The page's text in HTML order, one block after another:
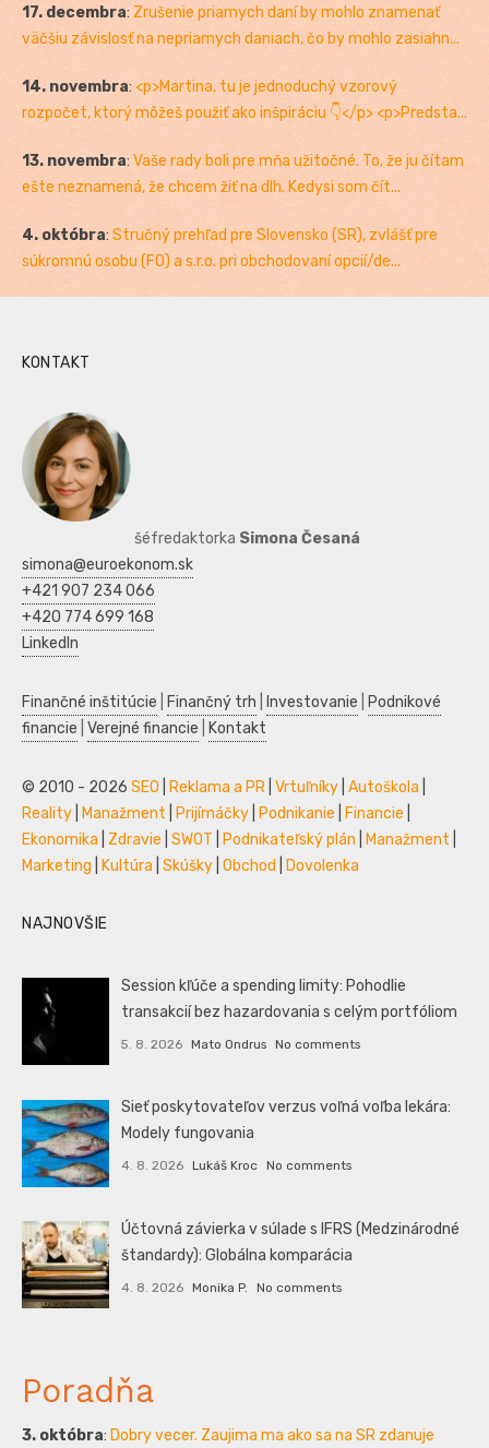
17. decembra: Zrušenie priamych daní by mohlo znamenať
väčšiu závislosť na nepriamych daniach, čo by mohlo zasiahn...
14. novembra: <p>Martina, tu je jednoduchý vzorový
rozpočet, ktorý môžeš použiť ako inšpiráciu 👇</p> <p>Predsta...
13. novembra: Vaše rady boli pre mňa užitočné. To, že ju čítam
ešte neznamená, že chcem žiť na dlh. Kedysi som čít...
4. októbra: Stručný prehľad pre Slovensko (SR), zvlášť pre
súkromnú osobu (FO) a s.r.o. pri obchodovaní opcií/de...
KONTAKT
šéfredaktorka Simona Česaná
simona@euroekonom.sk
+421 907 234 066
+420 774 699 168
LinkedIn
Finančné inštitúcie Finančný trh Investovanie
Podnikové
financie Verejné financie Kontakt
© 2010 - 2026 SEO Reklama a PR Vrtuľníky Autoškola
Reality
Manažment Prijímáčky Podnikanie Financie
Ekonomika
Zdravie SWOT Podnikateľský plán Manažment
Marketing
Kultúra Skúšky Obchod Dovolenka
NAJNOVŠIE
Session kľúče a spending limity: Pohodlie
transakcií bez hazardovania s celým portfóliom
5. 8. 2026 Mato Ondrus No comments
Sieť poskytovateľov verzus voľná voľba lekára:
Modely fungovania
4. 8. 2026 Lukáš Kroc No comments
Účtovná závierka v súlade s IFRS (Medzinárodné
štandardy): Globálna komparácia
4. 8. 2026 Monika P. No comments
Poradňa
3. októbra: Dobry vecer. Zaujima ma ako sa na SR zdanuje